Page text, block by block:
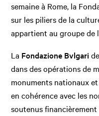
semaine à Rome, la
sur les piliers de la
appartient au groupe de
La Fondazione Bvlgari
dans des opérations de
monuments nationaux
en cohérence avec les
soutenus